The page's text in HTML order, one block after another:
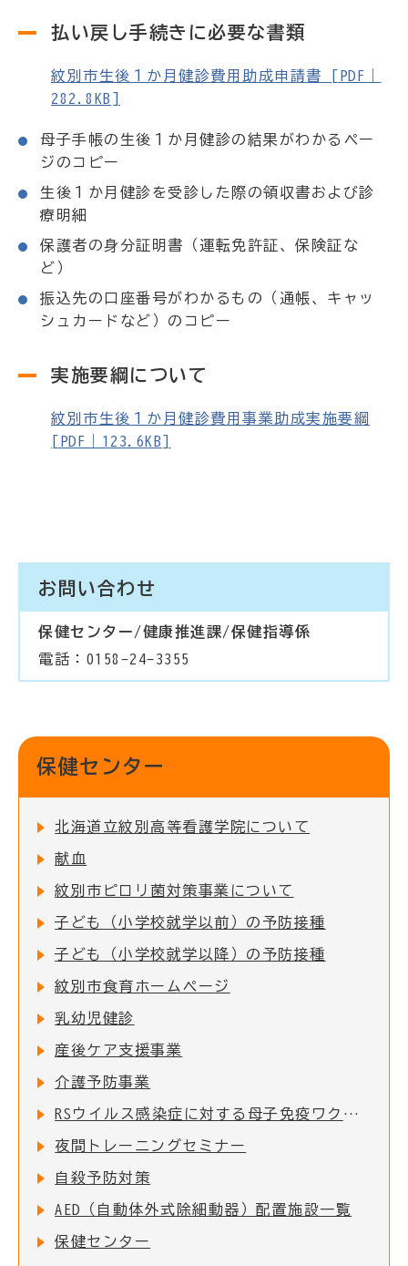
払い戻し手続きに必要な書類
紋別市生後１か月健診費用助成申請書 [PDF｜
282.8KB]
母子手帳の生後１か月健診の結果がわかるペー
ジのコピー
生後１か月健診を受診した際の領収書および診
療明細
保護者の身分証明書（運転免許証、保険証な
ど）
振込先の口座番号がわかるもの（通帳、キャッ
シュカードなど）のコピー
実施要綱について
紋別市生後１か月健診費用事業助成実施要綱
[PDF｜123.6KB]
お問い合わせ
保健センター/健康推進課/保健指導係
電話：0158-24-3355
保健センター
北海道立紋別高等看護学院について
献血
紋別市ピロリ菌対策事業について
子ども（小学校就学以前）の予防接種
子ども（小学校就学以降）の予防接種
紋別市食育ホームページ
乳幼児健診
産後ケア支援事業
介護予防事業
RSウイルス感染症に対する母子免疫ワクチンの定期接種の実施について
夜間トレーニングセミナー
自殺予防対策
AED（自動体外式除細動器）配置施設一覧
保健センター